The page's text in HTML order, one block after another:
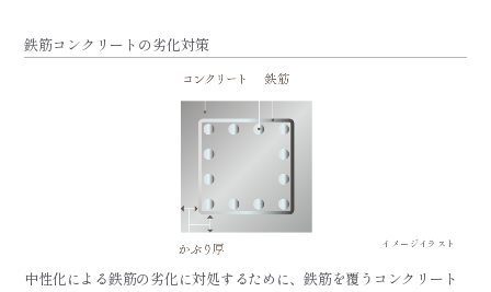
鉄筋コンクリートの劣化対策
イメージイラスト
中性化による鉄筋の劣化に対処するために、鉄筋を覆うコンクリート